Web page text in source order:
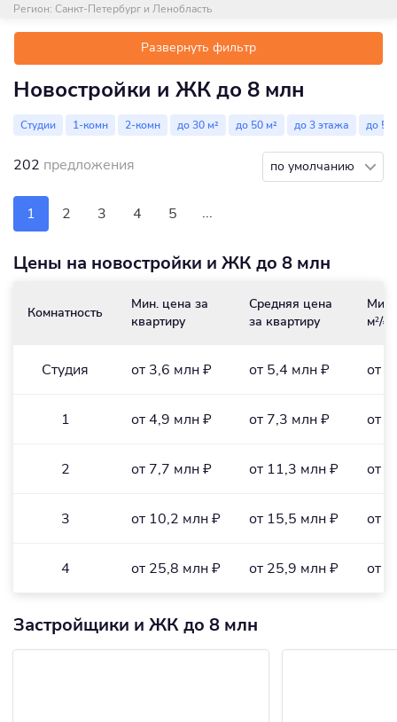
Регион: Санкт-Петербург и Ленобласть
Развернуть фильтр
Новостройки и ЖК до 8 млн
Студии 1-комн 2-комн до 30 м² до 50 м² до 3 этажа до 5
202 предложения по умолчанию
1 2 3 4 5 ...
Цены на новостройки и ЖК до 8 млн
Комнатность
Мин. цена за
квартиру
Средняя цена
за квартиру
Мин.
м2/₽
Студия от 3,6 млн ₽ от 5,4 млн ₽ от
1 от 4,9 млн ₽ от 7,3 млн ₽ от
2 от 7,7 млн ₽ от 11,3 млн ₽ от
3 от 10,2 млн ₽ от 15,5 млн ₽ от
4 от 25,8 млн ₽ от 25,9 млн ₽ от
Застройщики и ЖК до 8 млн